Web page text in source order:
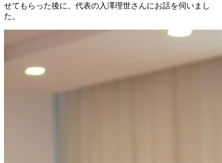
せてもらった後に、代表の入澤理世さんにお話を伺いまし
た。